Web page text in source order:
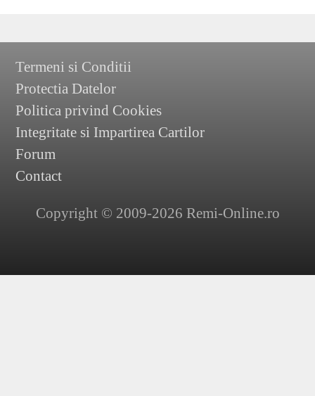
Termeni si Conditii
Protectia Datelor
Politica privind Cookies
Integritate si Impartirea Cartilor
Forum
Contact
Copyright © 2009-2026 Remi-Online.ro